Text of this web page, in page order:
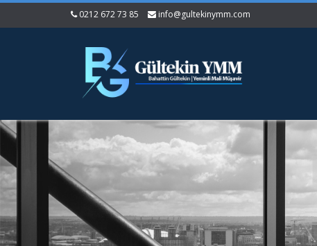
0212 672 73 85 info@gultekinymm.com